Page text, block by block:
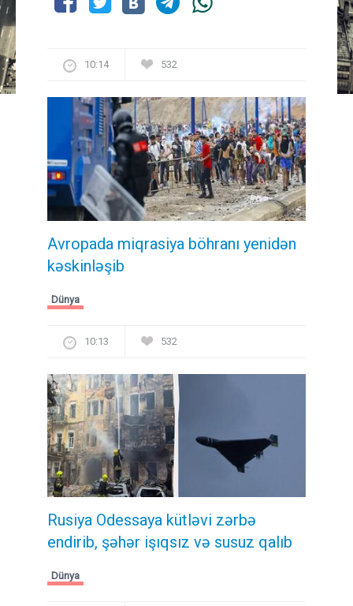
10:14 532
Avropada miqrasiya böhranı yenidən
kəskinləşib
Dünya
10:13 532
Rusiya Odessaya kütləvi zərbə
endirib, şəhər işıqsız və susuz qalıb
Dünya